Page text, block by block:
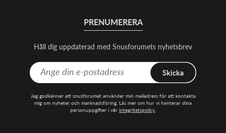
PRENUMERERA
Håll dig uppdaterad med Snusforumets nyhetsbrev
Skicka
Jag godkänner att snusforumet använder min mailadress för att kontakta
mig om nyheter och marknadsföring. Läs mer om hur vi hanterar dina
personuppgifter i vår integritetspolicy.